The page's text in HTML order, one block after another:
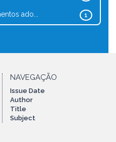
1
ado...
NAVEGAÇÃO
Issue Date
Author
Title
Subject